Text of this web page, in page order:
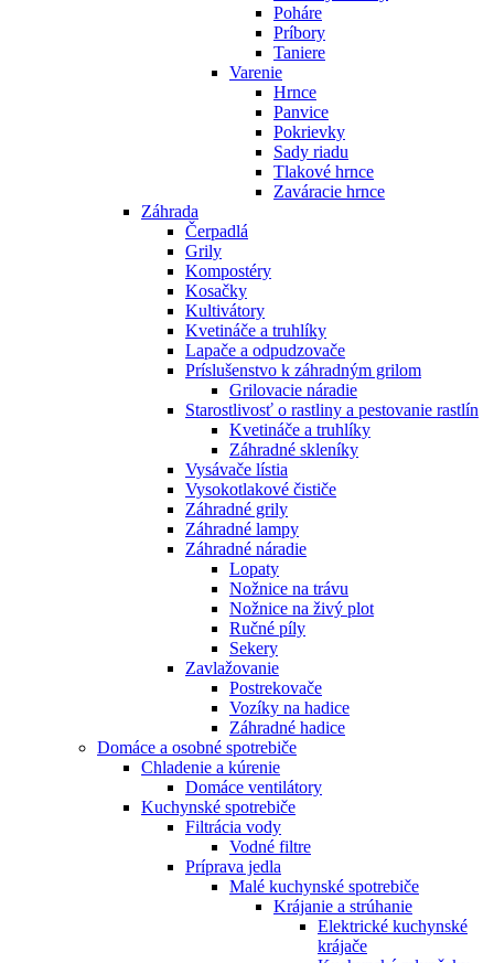
Poháre
Príbory
Taniere
Varenie
Hrnce
Panvice
Pokrievky
Sady riadu
Tlakové hrnce
Zaváracie hrnce
Záhrada
Čerpadlá
Grily
Kompostéry
Kosačky
Kultivátory
Kvetináče a truhlíky
Lapače a odpudzovače
Príslušenstvo k záhradným grilom
Grilovacie náradie
Starostlivosť o rastliny a pestovanie rastlín
Kvetináče a truhlíky
Záhradné skleníky
Vysávače lístia
Vysokotlakové čističe
Záhradné grily
Záhradné lampy
Záhradné náradie
Lopaty
Nožnice na trávu
Nožnice na živý plot
Ručné píly
Sekery
Zavlažovanie
Postrekovače
Vozíky na hadice
Záhradné hadice
Domáce a osobné spotrebiče
Chladenie a kúrenie
Domáce ventilátory
Kuchynské spotrebiče
Filtrácia vody
Vodné filtre
Príprava jedla
Malé kuchynské spotrebiče
Krájanie a strúhanie
Elektrické kuchynské
krájače